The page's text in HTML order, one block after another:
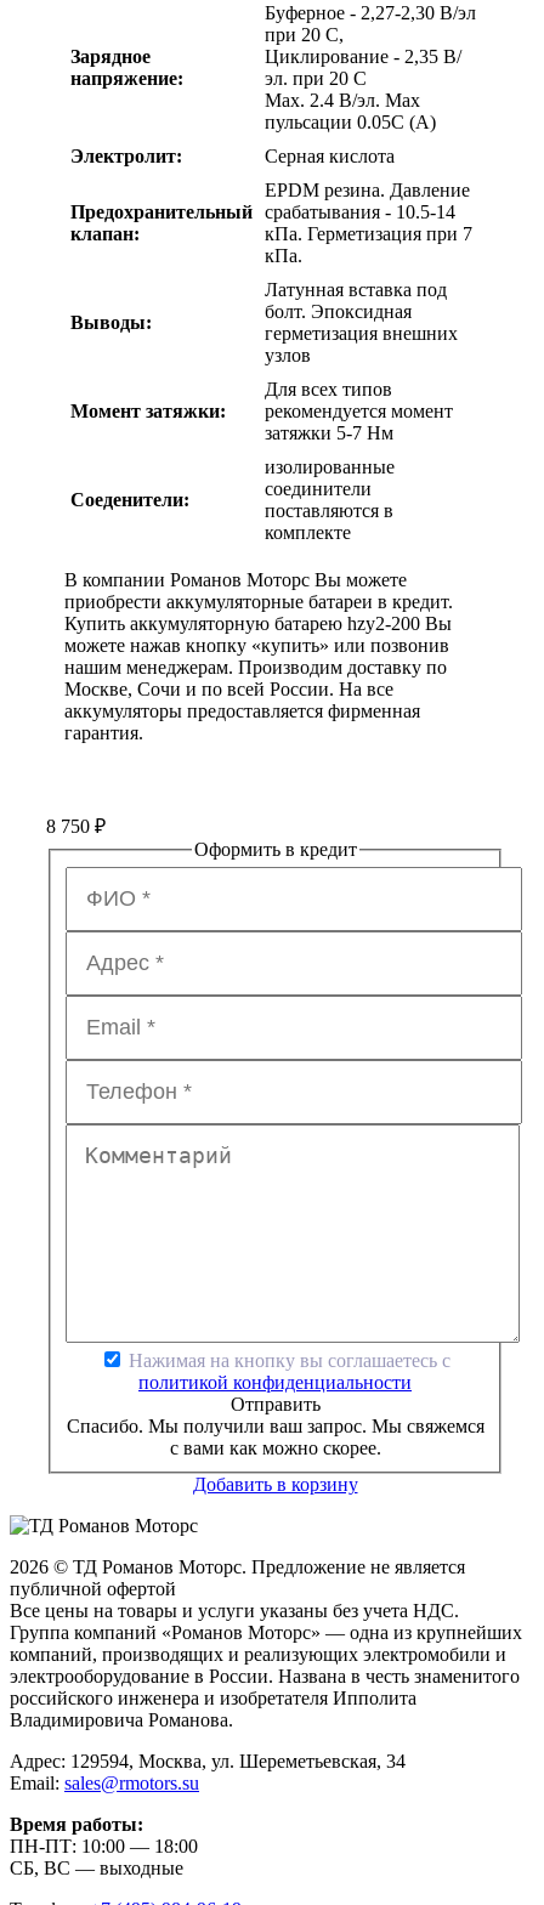
Зарядное
напряжение:
Буферное - 2,27-2,30 В/эл
при 20 C,
Циклирование - 2,35 В/
эл. при 20 C
Max. 2.4 В/эл. Max
пульсации 0.05C (A)
Электролит:
Серная кислота
Предохранительный
клапан:
EPDM резина. Давление
срабатывания - 10.5-14
кПa. Герметизация при 7
кПa.
Выводы:
Латунная вставка под
болт. Эпоксидная
герметизация внешних
узлов
Момент затяжки:
Для всех типов
рекомендуется момент
затяжки 5-7 Нм
Соеденители:
изолированные
соединители
поставляются в
комплекте
В компании Романов Моторс Вы можете
приобрести аккумуляторные батареи в кредит.
Купить аккумуляторную батарею hzy2-200 Вы
можете нажав кнопку «купить» или позвонив
нашим менеджерам. Производим доставку по
Москве, Сочи и по всей России. На все
аккумуляторы предоставляется фирменная
гарантия.
8 750 ₽
Оформить в кредит
Нажимая на кнопку вы соглашаетесь с
политикой конфиденциальности
Отправить
Спасибо. Мы получили ваш запрос. Мы свяжемся
с вами как можно скорее.
Добавить в корзину
2026 © ТД Романов Моторс. Предложение не является
публичной офертой
Все цены на товары и услуги указаны без учета НДС.
Группа компаний «Романов Моторс» — одна из крупнейших
компаний, производящих и реализующих электромобили и
электрооборудование в России. Названа в честь знаменитого
российского инженера и изобретателя Ипполита
Владимировича Романова.
Адрес: 129594, Москва, ул. Шереметьевская, 34
Email: sales@rmotors.su
Время работы:
ПН-ПТ: 10:00 — 18:00
СБ, ВС — выходные